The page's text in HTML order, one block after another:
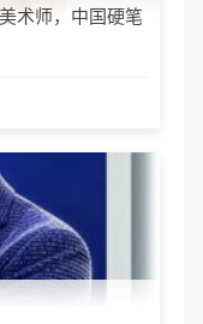
术师，中国硬笔